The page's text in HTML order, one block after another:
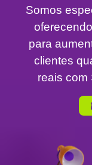
Somos
para
clientes
reais com